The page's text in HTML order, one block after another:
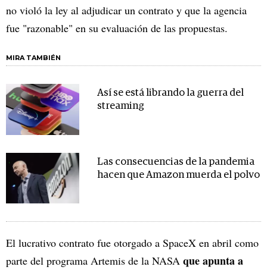
no violó la ley al adjudicar un contrato y que la agencia
fue "razonable" en su evaluación de las propuestas.
MIRA TAMBIÉN
Así se está librando la guerra del
streaming
Las consecuencias de la pandemia
hacen que Amazon muerda el polvo
El lucrativo contrato fue otorgado a SpaceX en abril como
parte del programa Artemis de la NASA que apunta a